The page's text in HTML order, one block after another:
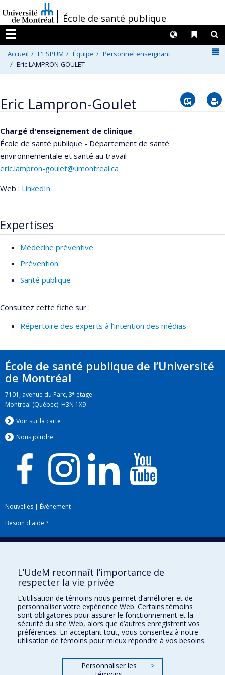
au
contenu
/École de santé publique
Menu
Liens
Langues
Accueil L'ESPUM Équipe
Personnel enseignant
Eric LAMPRON-GOULET
Eric Lampron-Goulet Vcard
Chargé d'enseignement de clinique
École de santé publique - Département de santé
environnementale et santé au travail
eric.lampron-goulet@umontreal.ca
Web : LinkedIn
Expertises
Médecine préventive
Prévention
Santé publique
Consultez cette fiche sur :
Répertoire des experts à l’intention des médias
École de santé publique de l’Université
de Montréal
7101, avenue du Parc, 3e étage
Montréal (Québec) H3N 1X9
Voir sur la carte
Nous joindre
Nouvelles | Événement
Besoin d'aide ?
Plan du site|Accessibilité
Téléchargez les logos de l'ESPUM
L’UdeM reconnaît l’importance de
respecter la vie privée
L’utilisation de témoins nous permet d’améliorer et de
personnaliser votre expérience Web. Certains témoins
sont obligatoires pour assurer le fonctionnement et la
sécurité du site Web, alors que d’autres enregistrent vos
préférences. En acceptant tout, vous consentez à notre
utilisation de témoins pour mieux répondre à vos besoins.
Personnaliser les
>